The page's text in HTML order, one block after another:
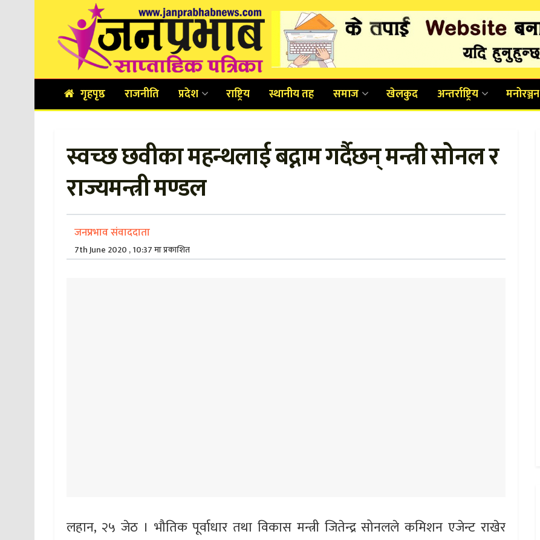
गृहपृष्ठ राजनीति प्रदेश राष्ट्रिय स्थानीय तह समाज खेलकुद अन्तर्राष्ट्रिय मनोरञ्जन
स्वच्छ छवीका महन्थलाई बद्नाम गर्दैछन् मन्त्री सोनल र
राज्यमन्त्री मण्डल
जनप्रभाव संवाददाता
7th June 2020 , 10:37 मा प्रकाशित
लहान, २५ जेठ । भौतिक पूर्वाधार तथा विकास मन्त्री जितेन्द्र सोनलले कमिशन एजेन्ट राखेर